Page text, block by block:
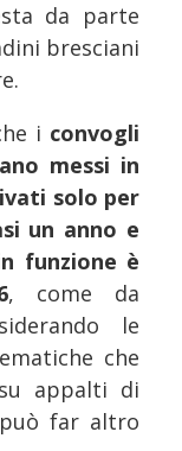
da parte
bresciani
i convogli
messi in
solo per
un anno e
funzione è
, come da
le
che
appalti di
far altro